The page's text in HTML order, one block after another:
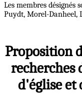
Les membres désignés
Puydt, Morel-Danheel,
Proposition
recherches
d'église et